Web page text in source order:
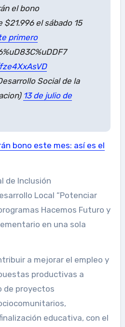
el bono
el sábado 15
primero
Social de la
13 de julio de
bono este mes: así es el
de Inclusión
Local “Potenciar
Hacemos Futuro y
en una sola
a mejorar el empleo y
productivas a
de proyectos
educativa, con el